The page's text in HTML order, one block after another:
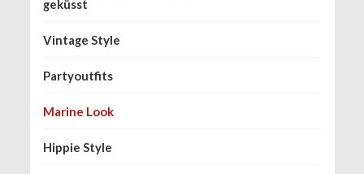
geküsst
Vintage Style
Partyoutfits
Marine Look
Hippie Style